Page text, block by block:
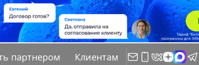
партнером Клиентам